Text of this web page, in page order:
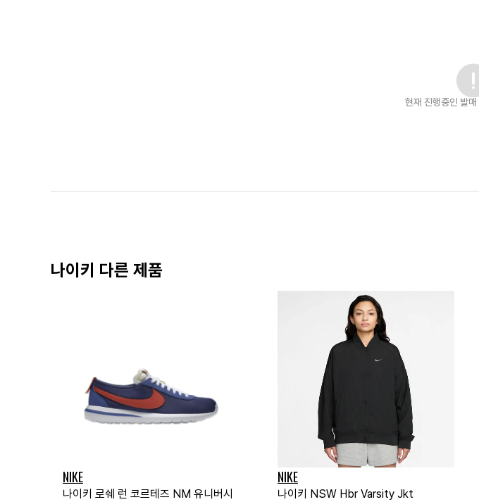
현재 진행중인 발매
나이키 다른 제품
NIKE
나이키 로쉐 런 코르테즈 NM 유니버시
NIKE
나이키 NSW Hbr Varsity Jkt